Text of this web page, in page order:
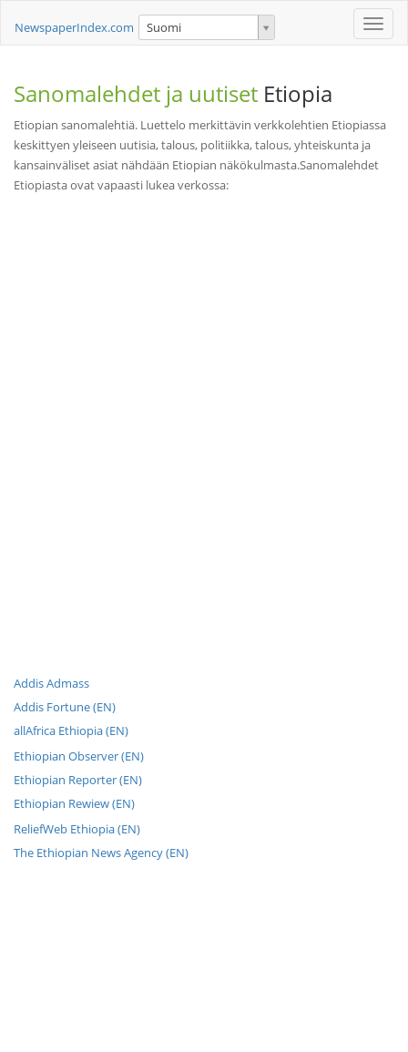
Toggle
NewspaperIndex.com Suomi
Sanomalehdet ja uutiset Etiopia
Etiopian sanomalehtiä. Luettelo merkittävin verkkolehtien Etiopiassa
keskittyen yleiseen uutisia, talous, politiikka, talous, yhteiskunta ja
kansainväliset asiat nähdään Etiopian näkökulmasta.Sanomalehdet
Etiopiasta ovat vapaasti lukea verkossa:
Addis Admass
Addis Fortune (EN)
allAfrica Ethiopia (EN)
Ethiopian Observer (EN)
Ethiopian Reporter (EN)
Ethiopian Rewiew (EN)
ReliefWeb Ethiopia (EN)
The Ethiopian News Agency (EN)